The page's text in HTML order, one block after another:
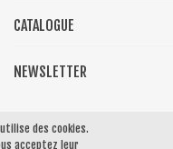
CATALOGUE
NEWSLETTER
© 2019 Produit par Presta
des cookies.
acceptez leur